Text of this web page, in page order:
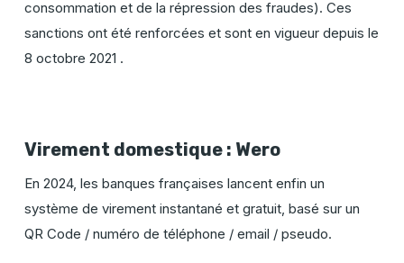
consommation et de la répression des fraudes). Ces
sanctions ont été renforcées et sont en vigueur depuis le
8 octobre 2021 .
Virement domestique : Wero
En 2024, les banques françaises lancent enfin un
système de virement instantané et gratuit, basé sur un
QR Code / numéro de téléphone / email / pseudo.